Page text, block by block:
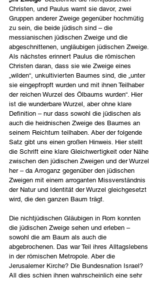
Christen, und Paulus warnt sie davor, zwei
Gruppen anderer Zweige gegenüber hochmütig
zu sein, die beide jüdisch sind – die
messianischen jüdischen Zweige und die
abgeschnittenen, ungläubigen jüdischen Zweige.
Als nächstes erinnert Paulus die römischen
Christen daran, dass sie wie Zweige eines
„wilden“, unkultivierten Baumes sind, die „unter
sie eingepfropft wurden und mit ihnen Teilhaber
der reichen Wurzel des Ölbaums wurden“. Hier
ist die wunderbare Wurzel, aber ohne klare
Definition – nur dass sowohl die jüdischen als
auch die heidnischen Zweige des Baumes an
seinem Reichtum teilhaben. Aber der folgende
Satz gibt uns einen großen Hinweis. Hier stellt
die Schrift eine klare Gleichwertigkeit oder Nähe
zwischen den jüdischen Zweigen und der Wurzel
her – da Arroganz gegenüber den jüdischen
Zweigen mit einem arroganten Missverständnis
der Natur und Identität der Wurzel gleichgesetzt
wird, die den ganzen Baum trägt.
Die nichtjüdischen Gläubigen in Rom konnten
die jüdischen Zweige sehen und erleben –
sowohl die am Baum als auch die
abgebrochenen. Das war Teil ihres Alltagslebens
in der römischen Metropole. Aber die
Jerusalemer Kirche? Die Bundesnation Israel?
All dies schien ihnen wahrscheinlich eine sehr